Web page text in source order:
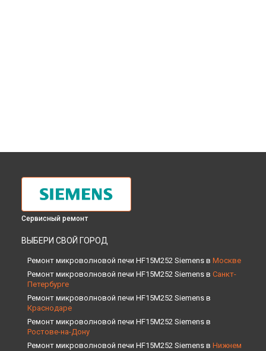
Сервисный ремонт
ВЫБЕРИ СВОЙ ГОРОД
Ремонт микроволновой печи HF15M252 Siemens в Москве
Ремонт микроволновой печи HF15M252 Siemens в Санкт-
Петербурге
Ремонт микроволновой печи HF15M252 Siemens в
Краснодаре
Ремонт микроволновой печи HF15M252 Siemens в
Ростове-на-Дону
Ремонт микроволновой печи HF15M252 Siemens в Нижнем